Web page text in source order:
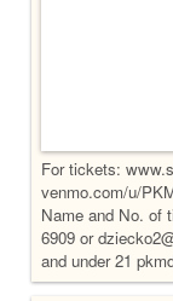
For tickets:
venmo.com/u/
Name and No. of
6909 or
and under 21